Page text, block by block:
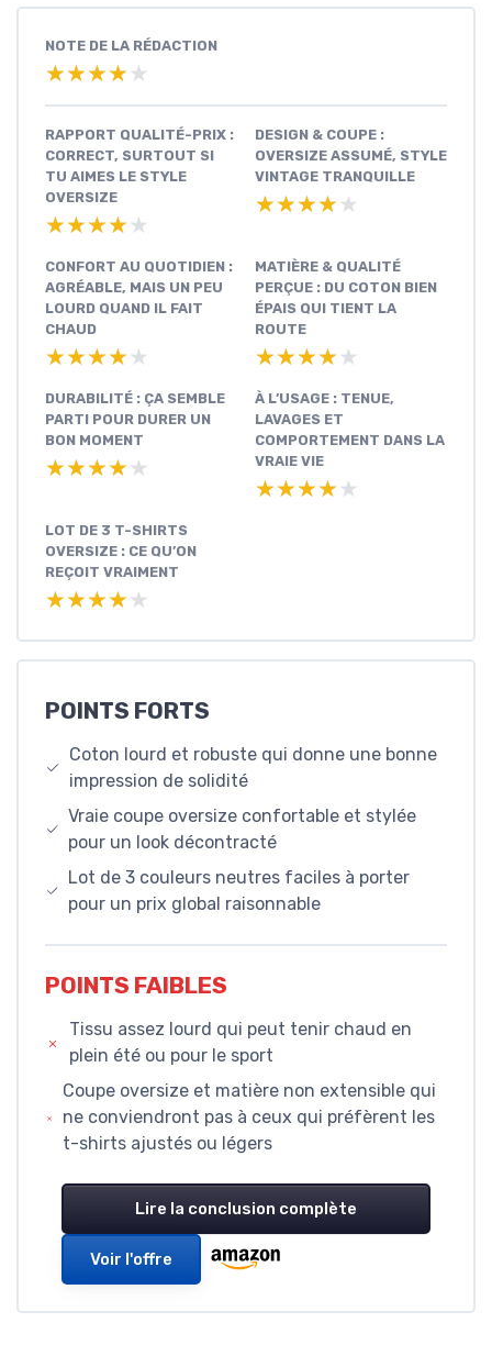
NOTE DE LA RÉDACTION
★★★★★
★★★★★
RAPPORT QUALITÉ-PRIX :
CORRECT, SURTOUT SI
TU AIMES LE STYLE
OVERSIZE
★★★★★
★★★★★
DESIGN & COUPE :
OVERSIZE ASSUMÉ, STYLE
VINTAGE TRANQUILLE
★★★★★
★★★★★
CONFORT AU QUOTIDIEN :
AGRÉABLE, MAIS UN PEU
LOURD QUAND IL FAIT
CHAUD
★★★★★
★★★★★
MATIÈRE & QUALITÉ
PERÇUE : DU COTON BIEN
ÉPAIS QUI TIENT LA
ROUTE
★★★★★
★★★★★
DURABILITÉ : ÇA SEMBLE
PARTI POUR DURER UN
BON MOMENT
★★★★★
★★★★★
À L’USAGE : TENUE,
LAVAGES ET
COMPORTEMENT DANS LA
VRAIE VIE
★★★★★
★★★★★
LOT DE 3 T-SHIRTS
OVERSIZE : CE QU’ON
REÇOIT VRAIMENT
★★★★★
★★★★★
POINTS FORTS
Coton lourd et robuste qui donne une bonne
impression de solidité
Vraie coupe oversize confortable et stylée
pour un look décontracté
Lot de 3 couleurs neutres faciles à porter
pour un prix global raisonnable
POINTS FAIBLES
Tissu assez lourd qui peut tenir chaud en
plein été ou pour le sport
Coupe oversize et matière non extensible qui
ne conviendront pas à ceux qui préfèrent les
t-shirts ajustés ou légers
Lire la conclusion complète
Voir l'offre